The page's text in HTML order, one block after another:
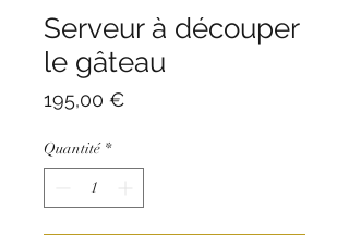
Serveur à découper
le gâteau
195,00 €Prix
Quantité *